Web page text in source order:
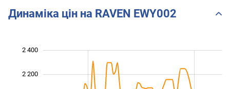
Динаміка цін на RAVEN EWY002
2 200
2 400